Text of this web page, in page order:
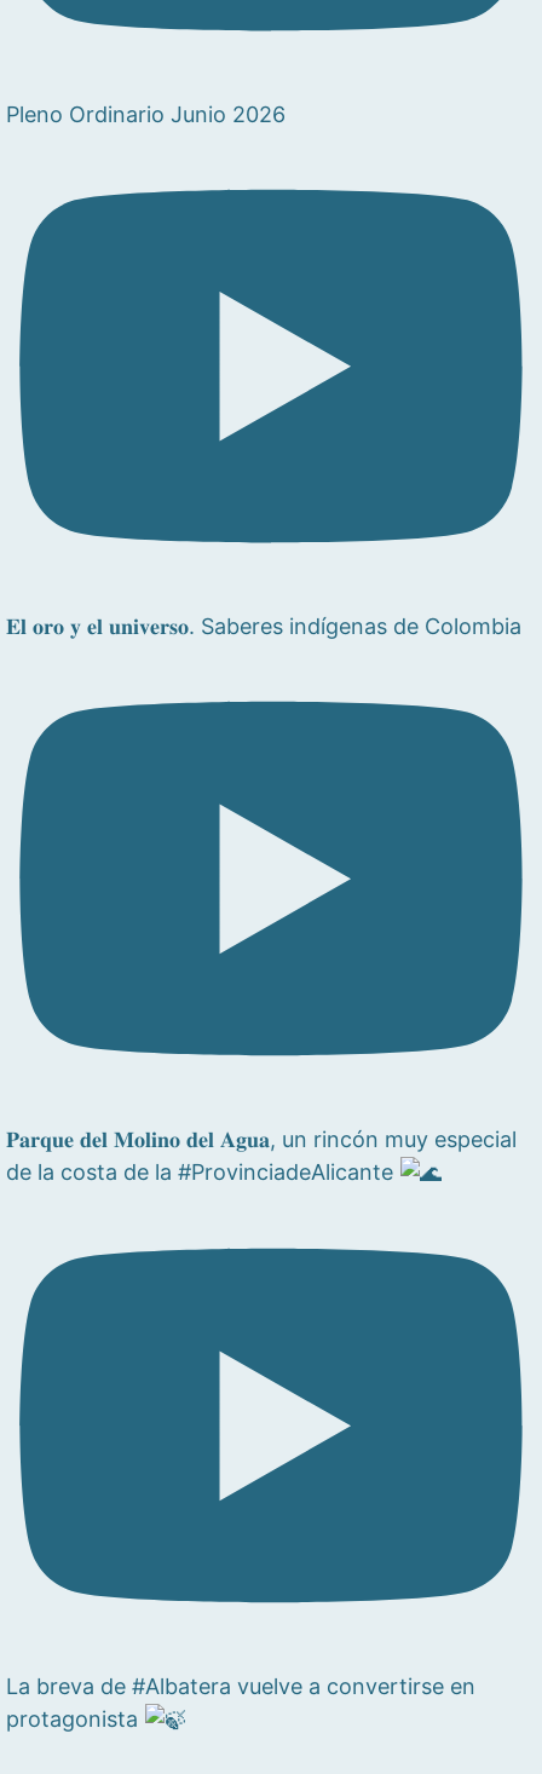
Pleno Ordinario Junio 2026
𝐄𝐥 𝐨𝐫𝐨 𝐲 𝐞𝐥 𝐮𝐧𝐢𝐯𝐞𝐫𝐬𝐨. Saberes indígenas de Colombia
𝐏𝐚𝐫𝐪𝐮𝐞 𝐝𝐞𝐥 𝐌𝐨𝐥𝐢𝐧𝐨 𝐝𝐞𝐥 𝐀𝐠𝐮𝐚, un rincón muy especial
de la costa de la #ProvinciadeAlicante
La breva de #Albatera vuelve a convertirse en
protagonista